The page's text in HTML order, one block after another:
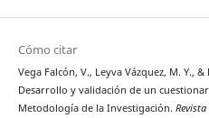
Cómo citar
Vega Falcón, V., Leyva Vázquez, M. Y.,
Desarrollo y validación de un
Metodología de la Investigación.